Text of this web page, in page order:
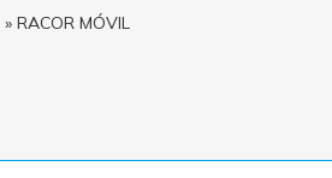
» RACOR MÓVIL